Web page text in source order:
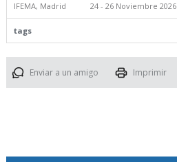
IFEMA, Madrid 24 - 26 Noviembre 2026
tags
Enviar a un amigo Imprimir